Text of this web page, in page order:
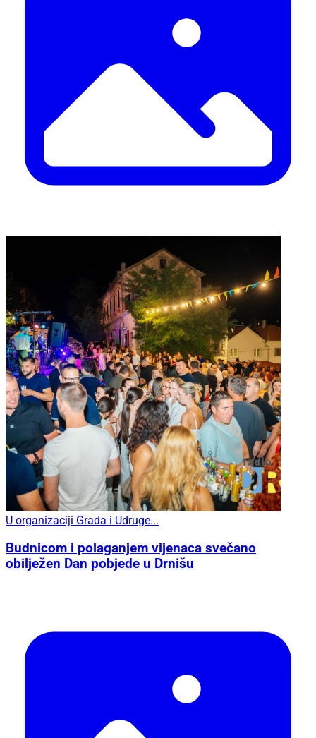
U organizaciji Grada i Udruge...
Budnicom i polaganjem vijenaca svečano
obilježen Dan pobjede u Drnišu